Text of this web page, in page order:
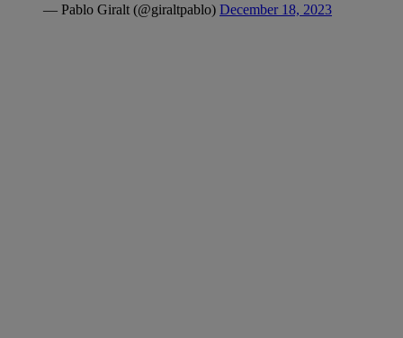
— Pablo Giralt (@giraltpablo) December 18, 2023